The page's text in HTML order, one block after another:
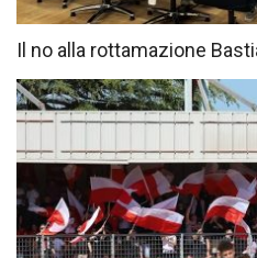
Il no alla rottamazione